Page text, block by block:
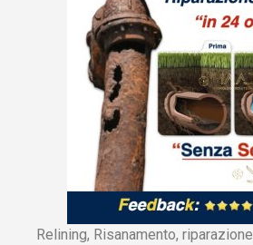
Relining, Risanamento,